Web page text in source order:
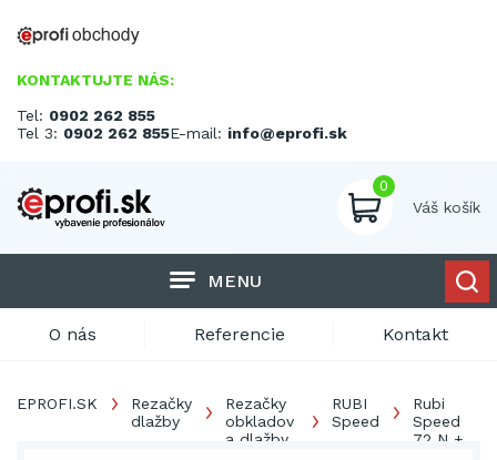
KONTAKTUJTE NÁS:
Tel: 0902 262 855
Tel 3: 0902 262 855E-mail: info@eprofi.sk
0
Váš košík
MENU
O nás Referencie Kontakt
EPROFI.SK
Rezačky
dlažby
Rezačky
obkladov
a dlažby
RUBI
Speed
Rubi
Speed
72 N +